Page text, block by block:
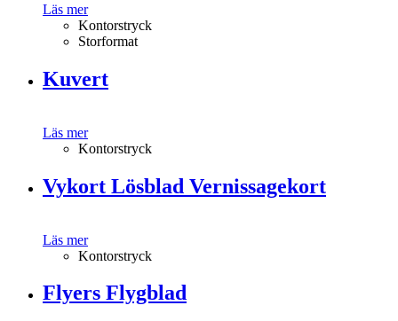
Läs mer
Kontorstryck
Storformat
Kuvert
Läs mer
Kontorstryck
Vykort Lösblad Vernissagekort
Läs mer
Kontorstryck
Flyers Flygblad